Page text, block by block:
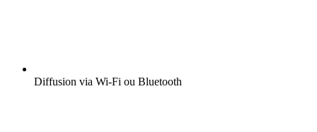
Diffusion via Wi-Fi ou Bluetooth